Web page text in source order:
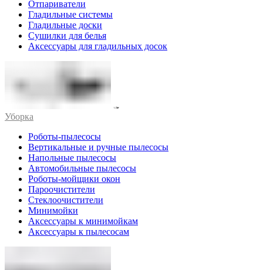
Отпариватели
Гладильные системы
Гладильные доски
Сушилки для белья
Аксессуары для гладильных досок
Уборка
Роботы-пылесосы
Вертикальные и ручные пылесосы
Напольные пылесосы
Автомобильные пылесосы
Роботы-мойщики окон
Пароочистители
Стеклоочистители
Минимойки
Аксессуары к минимойкам
Аксессуары к пылесосам